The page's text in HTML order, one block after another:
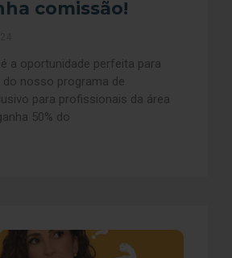
comissão!
a oportunidade perfeita para
nosso programa de
para profissionais da área
50% do